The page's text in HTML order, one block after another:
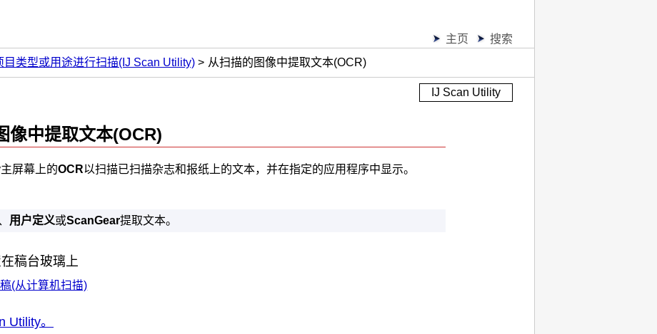
主页
搜索
目类型或用途进行扫描(IJ Scan Utility) 从扫描的图像中提取文本(OCR)
IJ Scan Utility
像中提取文本(OCR)
主屏幕上的OCR以扫描已扫描杂志和报纸上的文本，并在指定的应用程序中显示。
用户定义或ScanGear提取文本。
稿台玻璃上
(从计算机扫描)
Utility。